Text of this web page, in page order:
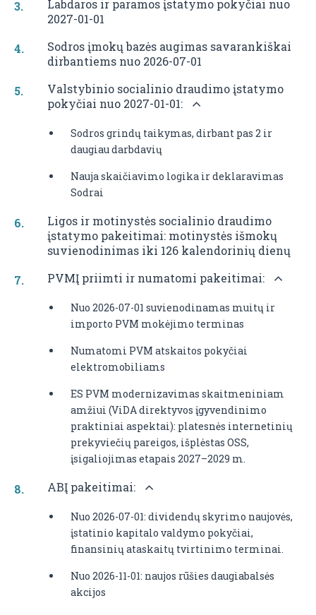
Labdaros ir paramos įstatymo pokyčiai nuo
2027-01-01
Sodros įmokų bazės augimas savarankiškai
dirbantiems nuo 2026-07-01
Valstybinio socialinio draudimo įstatymo
pokyčiai nuo 2027-01-01:
Sodros grindų taikymas, dirbant pas 2 ir
daugiau darbdavių
Nauja skaičiavimo logika ir deklaravimas
Sodrai
Ligos ir motinystės socialinio draudimo
įstatymo pakeitimai: motinystės išmokų
suvienodinimas iki 126 kalendorinių dienų
PVMĮ priimti ir numatomi pakeitimai:
Nuo 2026-07-01 suvienodinamas muitų ir
importo PVM mokėjimo terminas
Numatomi PVM atskaitos pokyčiai
elektromobiliams
ES PVM modernizavimas skaitmeniniam
amžiui (ViDA direktyvos įgyvendinimo
praktiniai aspektai): platesnės internetinių
prekyviečių pareigos, išplėstas OSS,
įsigaliojimas etapais 2027–2029 m.
ABĮ pakeitimai:
Nuo 2026-07-01: dividendų skyrimo naujovės,
įstatinio kapitalo valdymo pokyčiai,
finansinių ataskaitų tvirtinimo terminai.
Nuo 2026-11-01: naujos rūšies daugiabalsės
akcijos